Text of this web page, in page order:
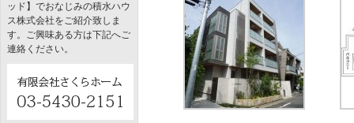
ッド】でおなじみの積水ハウ
ス株式会社をご紹介致しま
す。ご興味ある方は下記へご
連絡ください。